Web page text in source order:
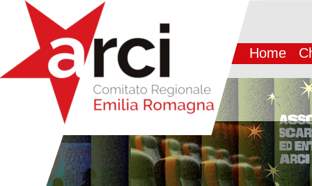
Home